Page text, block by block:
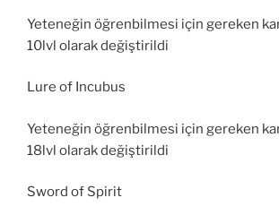
Yeteneğin öğrenbilmesi için gereken
10lvl olarak değiştirildi
Lure of Incubus
Yeteneğin öğrenbilmesi için gereken
18lvl olarak değiştirildi
Sword of Spirit